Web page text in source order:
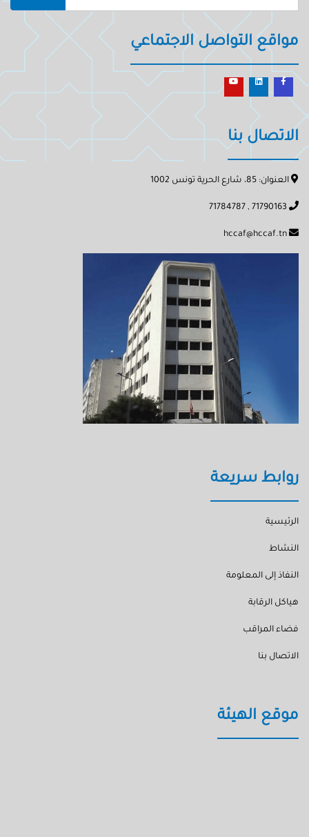
مواقع التواصل الاجتماعي
الاتصال بنا
العنوان: 85، شارع الحرية تونس 1002
روابط سريعة
الرئيسية
النشاط
النفاذ إلى المعلومة
هياكل الرقابة
فضاء المراقب
الاتصال بنا
موقع الهيئة